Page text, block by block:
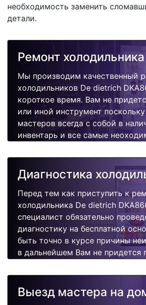
необходимость заменить
детали.
Ремонт холодильника
Мы производим качественный
холодильников De dietrich
короткое время. Вам не
или иной инструмент
мастеров всегда с собой в
инвентарь и все самые
быстро, качественно и
Диагностика
Перед тем как приступить к
холодильника De dietrich
специалист обязательно
диагностику на бесплатной
быть точно в курсе причины
в дальнейшем Вам не придется
поломок.
Выезд мастера на